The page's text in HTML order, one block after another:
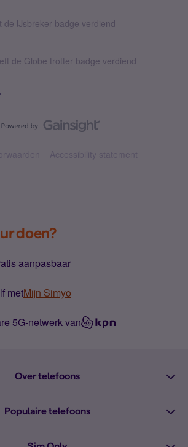
de IJsbreker badge verdiend
de Globe trotter badge verdiend
Accessibility statement
doen?
aanpasbaar
metMijn Simyo
5G-netwerk van
Over telefoons
Populaire telefoons